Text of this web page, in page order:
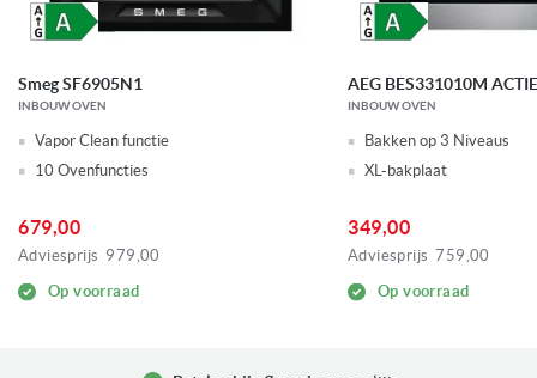
Smeg SF6905N1
INBOUW OVEN
Vapor Clean functie
10 Ovenfuncties
679,00
Adviesprijs 979,00
Op voorraad
AEG BES331010M ACTIE
INBOUW OVEN
Bakken op 3 Niveaus
XL-bakplaat
349,00
Adviesprijs 759,00
Op voorraad